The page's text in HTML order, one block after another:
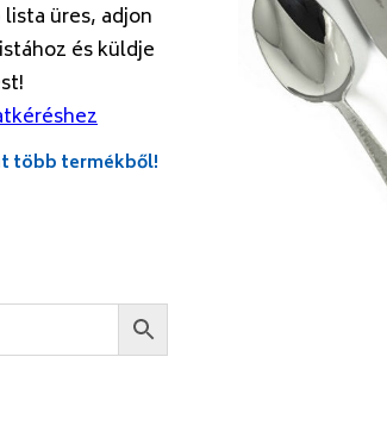
üres, adjon
és küldje
több termékből!